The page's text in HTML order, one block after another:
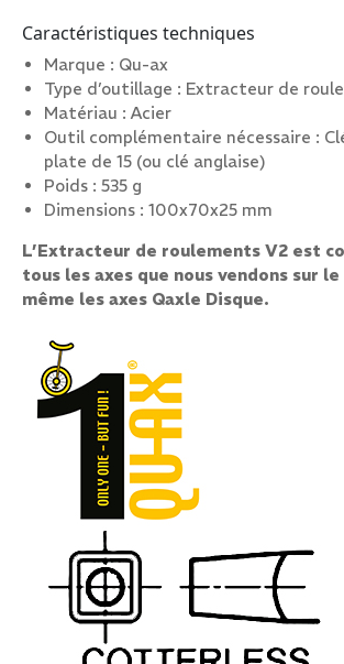
Caractéristiques techniques
Marque : Qu-ax
Type d’outillage : Extracteur de
Matériau : Acier
Outil complémentaire nécessaire :
plate de 15 (ou clé anglaise)
Poids : 535 g
Dimensions : 100x70x25 mm
L’Extracteur de roulements V2 est
tous les axes que nous vendons sur
même les axes Qaxle Disque.